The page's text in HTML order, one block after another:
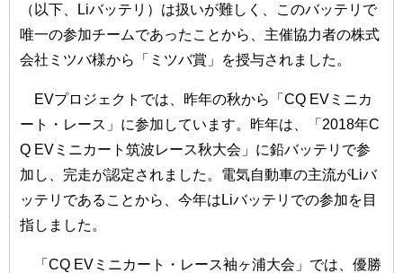
（以下、Liバッテリ）は扱いが難しく、このバッテリで
唯一の参加チームであったことから、主催協力者の株式
会社ミツバ様から「ミツバ賞」を授与されました。
EVプロジェクトでは、昨年の秋から「CQ EVミニカ
ート・レース」に参加しています。昨年は、「2018年C
Q EVミニカート筑波レース秋大会」に鉛バッテリで参
加し、完走が認定されました。電気自動車の主流がLiバ
ッテリであることから、今年はLiバッテリでの参加を目
指しました。
「CQ EVミニカート・レース袖ヶ浦大会」では、優勝